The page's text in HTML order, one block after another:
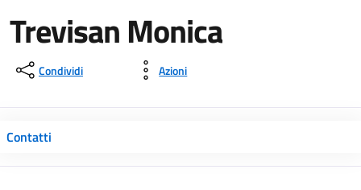
Trevisan Monica
Condividi Azioni
Contatti